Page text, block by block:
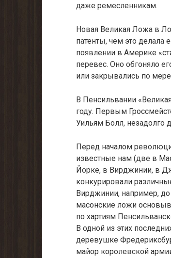
даже ремесленникам.
Новая Великая Ложа в
патенты, чем это делала
появлении в Америке
перевес. Оно обгоняло
или закрывались по
В Пенсильвании
году. Первым
Уильям Болл, незадолго
Перед началом
известные нам (две в
Йорке, в Вирджинии, в
конкурировали
Вирджинии, например,
масонские ложи
по хартиям
В одной из этих
деревушке
майор королевской